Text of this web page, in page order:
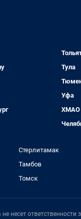
Тула
Уфа
ХМАО
Стерлитамак
Тамбов
Томск
не несет